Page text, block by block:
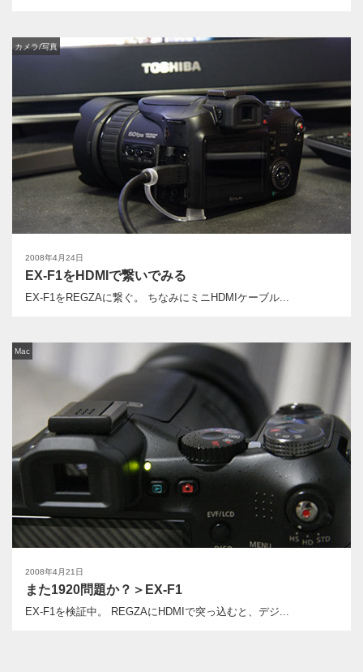
2008年4月24日
カメラ/写真
EX-F1をHDMIで繋いでみる
EX-F1をREGZAに繋ぐ。 ちなみにミニHDMIケーブル...
2008年4月21日
Mac
また1920問題か？＞EX-F1
EX-F1を検証中。 REGZAにHDMIで突っ込むと、デジ...